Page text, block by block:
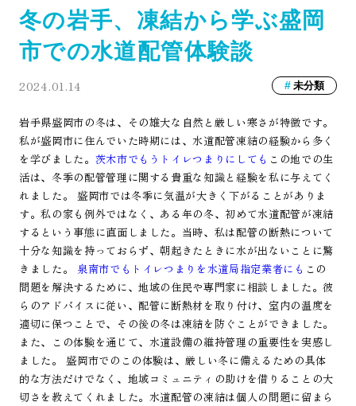
冬の岩手、凍結から学ぶ盛岡
市での水道配管体験談
2024.01.14 未分類
岩手県盛岡市の冬は、その雄大な自然と厳しい寒さが特徴です。
私が盛岡市に住んでいた時期には、水道配管凍結の経験から多く
を学びました。 茨木市でもうトイレつまりにしても この地での生
活は、冬季の配管管理に関する貴重な知識と経験を私に与えてく
れました。 盛岡市では冬季に気温が大きく下がることがありま
す。私の家も例外ではなく、ある年の冬、初めて水道配管が凍結
するという事態に直面しました。当時、私は配管の断熱について
十分な知識を持っておらず、朝起きたときに水が出ないことに驚
きました。 泉南市でもトイレつまりを水道局指定業者にも この
問題を解決するために、地域の住民や専門家に相談しました。彼
らのアドバイスに従い、配管に断熱材を取り付け、室内の温度を
適切に保つことで、その後の冬は凍結を防ぐことができました。
また、この体験を通じて、水道設備の維持管理の重要性を実感し
ました。 盛岡市でのこの体験は、厳しい冬に備えるための具体
的な方法だけでなく、地域コミュニティの助けを借りることの大
切さを教えてくれました。水道配管の凍結は個人の問題に留まら